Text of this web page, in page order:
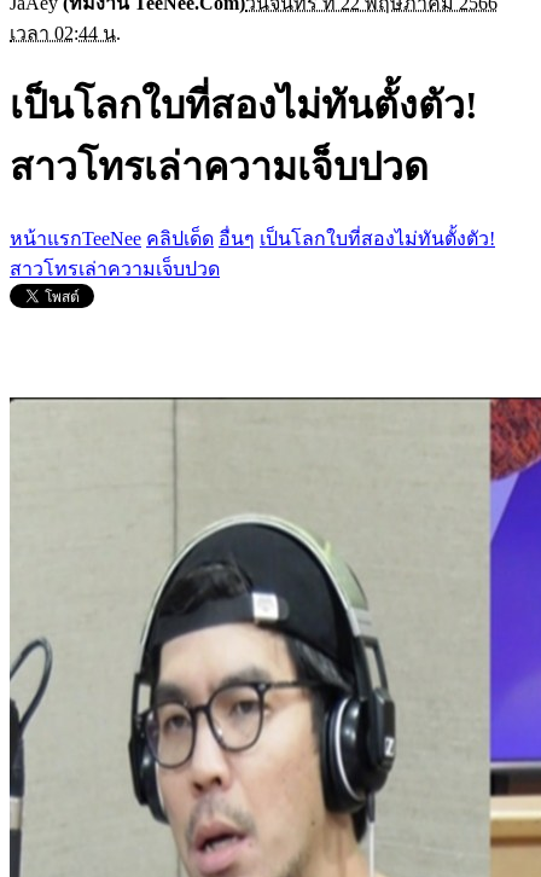
เวลา 02:44 น.
เป็นโลกใบที่สองไม่ทันตั้งตัว!
สาวโทรเล่าความเจ็บปวด
หน้าแรกTeeNee คลิปเด็ด อื่นๆ เป็นโลกใบที่สองไม่ทันตั้งตัว!
สาวโทรเล่าความเจ็บปวด